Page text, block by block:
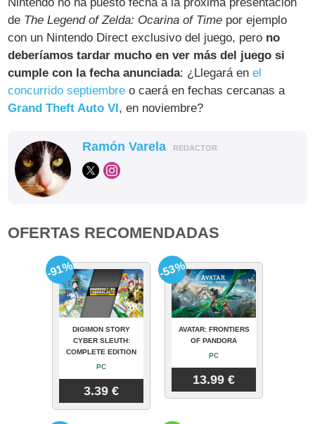
Nintendo no ha puesto fecha a la próxima presentación
de The Legend of Zelda: Ocarina of Time por ejemplo
con un Nintendo Direct exclusivo del juego, pero no
deberíamos tardar mucho en ver más del juego si
cumple con la fecha anunciada: ¿Llegará enel
concurrido septiembre o caerá en fechas cercanas a
Grand Theft Auto VI , en noviembre?
Ramón Varela REDACTOR
OFERTAS RECOMENDADAS
DIGIMON STORY
CYBER SLEUTH:
COMPLETE EDITION
PC
3.39 €
-91%
AVATAR: FRONTIERS
OF PANDORA
PC
13.99 €
-53%